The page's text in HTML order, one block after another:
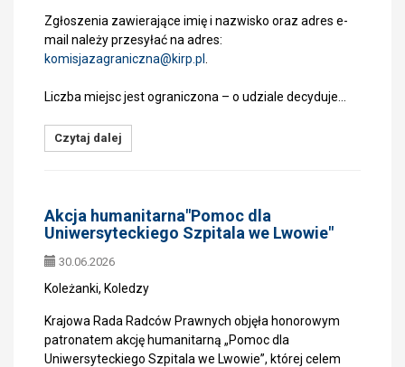
Zgłoszenia zawierające imię i nazwisko oraz adres e-
mail należy przesyłać na adres:
komisjazagraniczna@kirp.pl
Liczba miejsc jest ograniczona – o udziale decyduje…
Czytaj dalej
Akcja humanitarna"Pomoc dla
Uniwersyteckiego Szpitala we Lwowie"
30.06.2026
Koleżanki, Koledzy
Krajowa Rada Radców Prawnych objęła honorowym
patronatem akcję humanitarną „Pomoc dla
Uniwersyteckiego Szpitala we Lwowie”, której celem